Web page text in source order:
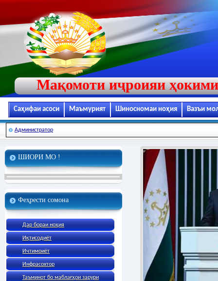
Мақомоти иҷроияи
Саҳифаи асоси Маъмурият Шиносномаи ноҳия Вазъи
Администратор
ШИОРИ МО !
Феҳрести сомона
Дар бораи ноҳия
Иқтисодиёт
Ичтимоиёт
Инфрасохтор
Таъминот бо маблағҳои зарури